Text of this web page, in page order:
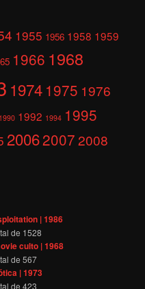
1955 1956 1958 1959
1966 1968
1974 1975 1976
1990 1992 1994 1995
200620072008
| 1986
de 1528
culto | 1968
de567
| 1973
de423